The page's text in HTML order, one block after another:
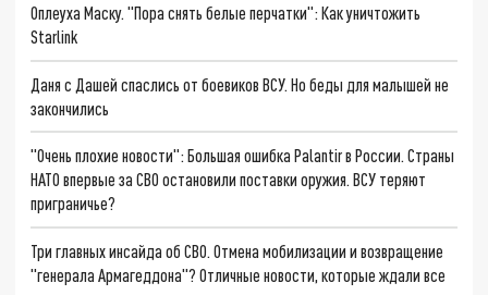
Оплеуха Маску. "Пора снять белые перчатки": Как уничтожить
Starlink
Даня с Дашей спаслись от боевиков ВСУ. Но беды для малышей не
закончились
"Очень плохие новости": Большая ошибка Palantir в России. Страны
НАТО впервые за СВО остановили поставки оружия. ВСУ теряют
приграничье?
Три главных инсайда об СВО. Отмена мобилизации и возвращение
"генерала Армагеддона"? Отличные новости, которые ждали все